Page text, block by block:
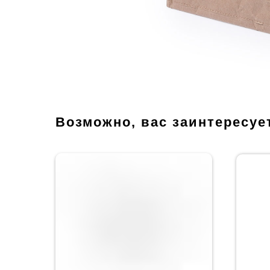
Возможно, вас